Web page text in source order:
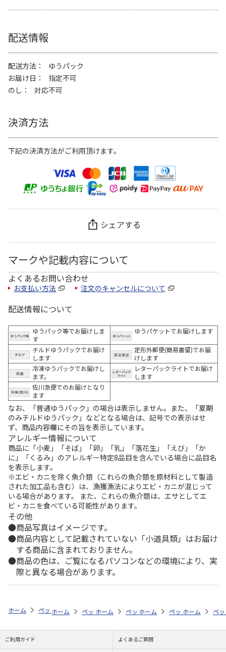
配送情報
配送方法
ゆうパック
お届け日
指定不可
のし
対応不可
決済方法
下記の決済方法がご利用頂けます。
シェアする
マークや記載内容について
よくあるお問い合わせ
お支払い方法 注文のキャンセルについて
配送情報について
ゆうパック等でお届けしま
す
ゆうパケットでお届けします
チルドゆうパックでお届け
します
定形外郵便(簡易書留)でお届
けします
冷凍ゆうパックでお届けし
ます。
レターパックライトでお届け
します
佐川急便でのお届けとなり
ます
なお、「普通ゆうパック」の場合は表示しません。また、「夏期
のみチルドゆうパック」などとなる場合は、記号での表示はせ
ず、商品内容欄にその旨を表示しています。
アレルギー情報について
商品に「小麦」「そば」「卵」「乳」「落花生」「えび」「か
に」「くるみ」のアレルギー特定8品目を含んでいる場合に品目名
を表示します。
※エビ・カニを除く魚介類（これらの魚介類を原材料として製造
された加工品も含む）は、漁獲漁法によりエビ・カニが混じって
いる場合があります。 また、これらの魚介類は、エサとしてエ
ビ・カニを食べている可能性があります。
その他
商品写真はイメージです。
商品内容として記載されていない「小道具類」はお届け
する商品に含まれておりません。
商品の色は、ご覧になるパソコンなどの環境により、実
際と異なる場合があります。
ホーム ペットストア フード フード（小動物用） ハムスター
ホーム ペットストア フード フード（小動物用）
ホーム ペットストア フード フード
ホーム ペットストア フ
ホーム ペ
ご利用ガイド よくあるご質問